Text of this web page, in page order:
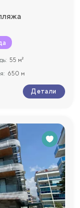
55 м²
650 м
Детали